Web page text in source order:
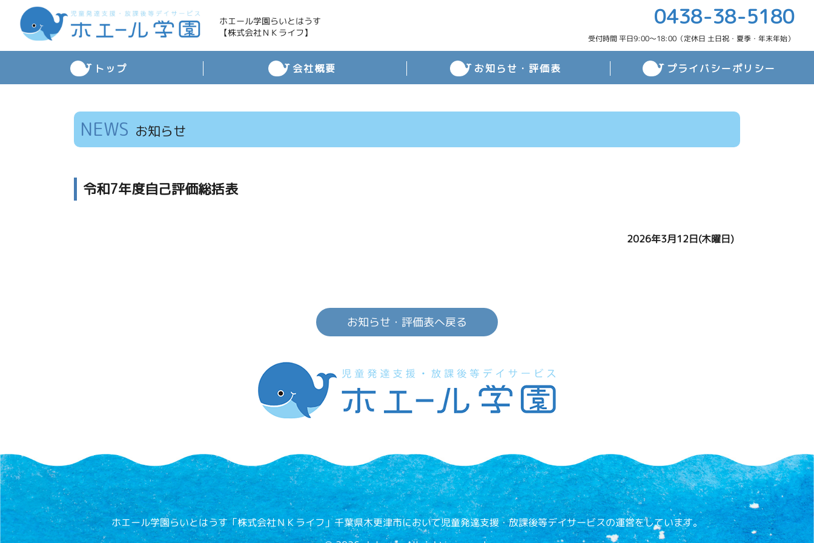
ホエール学園らいとはうす
【株式会社ＮＫライフ】
0438-38-5180
受付時間 平日9:00～18:00（定休日 土日祝・夏季・年末年始）
トップ 会社概要 お知らせ・評価表 プライバシーポリシー
NEWS お知らせ
令和7年度自己評価総括表
2026年3月12日(木曜日)
お知らせ・評価表へ戻る
ホエール学園らいとはうす「株式会社ＮＫライフ」千葉県木更津市において児童発達支援・放課後等デイサービスの運営をしています。